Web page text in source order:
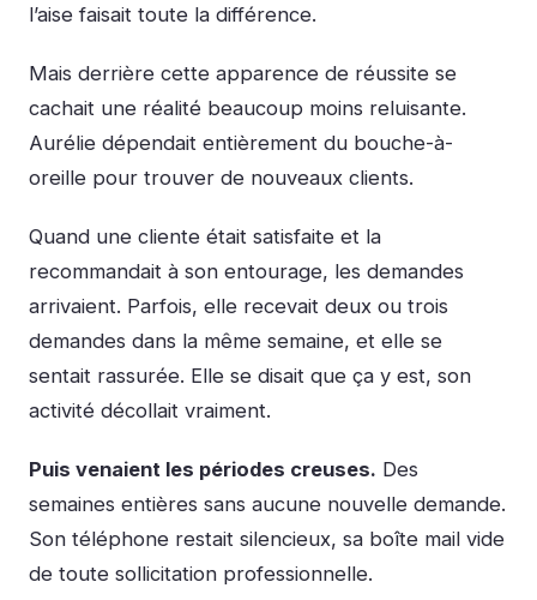
l’aise faisait toute la différence.
Mais derrière cette apparence de réussite se
cachait une réalité beaucoup moins reluisante.
Aurélie dépendait entièrement du bouche-à-
oreille pour trouver de nouveaux clients.
Quand une cliente était satisfaite et la
recommandait à son entourage, les demandes
arrivaient. Parfois, elle recevait deux ou trois
demandes dans la même semaine, et elle se
sentait rassurée. Elle se disait que ça y est, son
activité décollait vraiment.
Puis venaient les périodes creuses. Des
semaines entières sans aucune nouvelle demande.
Son téléphone restait silencieux, sa boîte mail vide
de toute sollicitation professionnelle.